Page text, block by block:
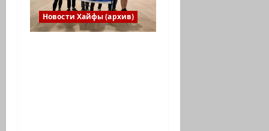
Новости Хайфы (архив)